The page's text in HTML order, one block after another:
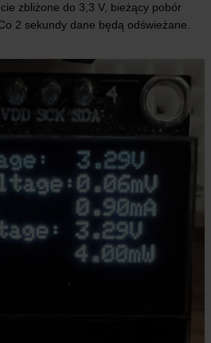
zbliżone do 3,3 V, bieżący pobór
2 sekundy dane będą odświeżane.